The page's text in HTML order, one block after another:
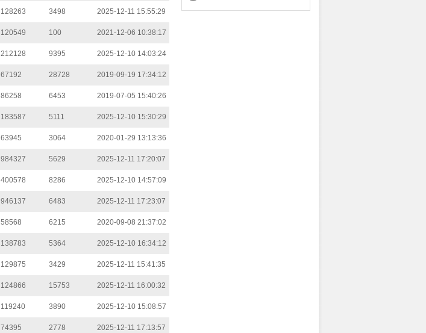
128263 3498 2025-12-11 15:55:29
120549 100 2021-12-06 10:38:17
212128 9395 2025-12-10 14:03:24
67192 28728 2019-09-19 17:34:12
86258 6453 2019-07-05 15:40:26
183587 5111 2025-12-10 15:30:29
63945 3064 2020-01-29 13:13:36
984327 5629 2025-12-11 17:20:07
400578 8286 2025-12-10 14:57:09
946137 6483 2025-12-11 17:23:07
58568 6215 2020-09-08 21:37:02
138783 5364 2025-12-10 16:34:12
129875 3429 2025-12-11 15:41:35
124866 15753 2025-12-11 16:00:32
119240 3890 2025-12-10 15:08:57
74395 2778 2025-12-11 17:13:57